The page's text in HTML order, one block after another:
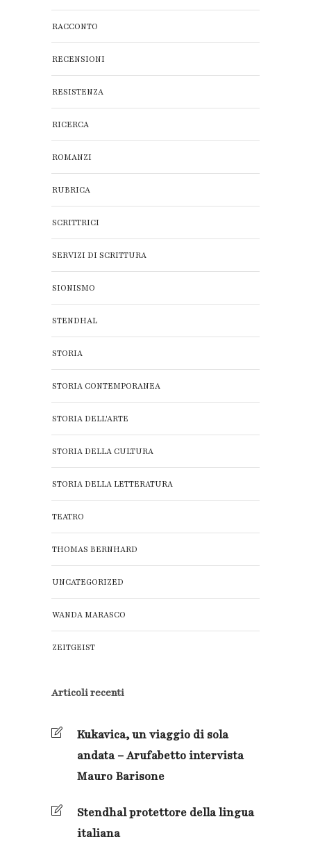
RACCONTO
RECENSIONI
RESISTENZA
RICERCA
ROMANZI
RUBRICA
SCRITTRICI
SERVIZI DI SCRITTURA
SIONISMO
STENDHAL
STORIA
STORIA CONTEMPORANEA
STORIA DELL'ARTE
STORIA DELLA CULTURA
STORIA DELLA LETTERATURA
TEATRO
THOMAS BERNHARD
UNCATEGORIZED
WANDA MARASCO
ZEITGEIST
Articoli recenti
Kukavica, un viaggio di sola
andata – Arufabetto intervista
Mauro Barisone
Stendhal protettore della lingua
italiana